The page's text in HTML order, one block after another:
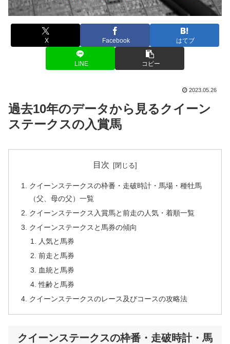
X Facebook はてブ
LINE コピー
2023.05.26
過去10年のデータから見るクイーン
ステークスの入賞馬
目次
クイーンステークスの枠番・走破時計・馬場・種牡馬
（父、母の父）一覧
クイーンステークス入賞馬と前走の人気・着順一覧
クイーンステークスと馬券の傾向
人気と馬券
前走と馬券
血統と馬券
性齢と馬券
クイーンステークスのレース及びコースの攻略法
クイーンステークスの枠番・走破時計・馬